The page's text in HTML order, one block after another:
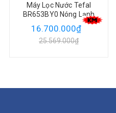
Máy Lọc Nước Tefal
BR653BY0 Nóng Lạnh
(Pha Trà - Coffee)
16.700.000₫
25.569.000₫